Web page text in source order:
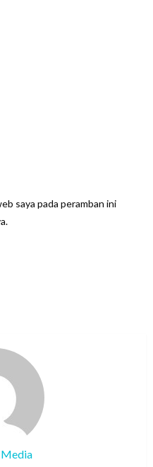
saya pada peramban ini
Media